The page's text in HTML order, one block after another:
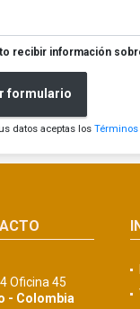
recibir información
formulario
datos aceptas losTérminos
Oficina 45
- Colombia